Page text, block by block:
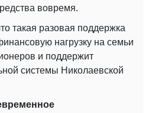
вовремя.
такая разовая поддержка
нагрузку на семьи
и поддержит
системы Николаевской